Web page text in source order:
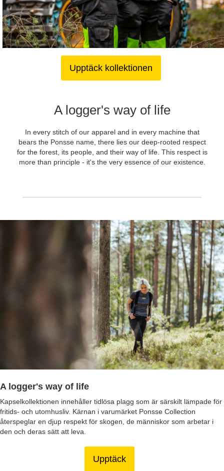
Upptäck kollektionen
A logger's way of life
In every stitch of our apparel and in every machine that
bears the Ponsse name, there lies our deep-rooted respect
for the forest, its people, and their way of life. This respect is
more than principle - it's the very essence of our existence.
A logger's way of life
Kapselkollektionen innehåller tidlösa plagg som är särskilt lämpade för
fritids- och utomhusliv. Kärnan i varumärket Ponsse Collection
återspeglar en djup respekt för skogen, de människor som arbetar i
den och deras sätt att leva.
Upptäck